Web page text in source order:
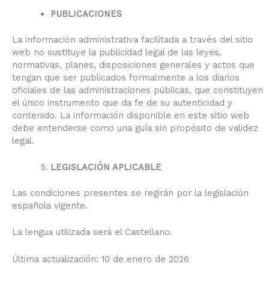
PUBLICACIONES
La información administrativa facilitada a través del sitio
web no sustituye la publicidad legal de las leyes,
normativas, planes, disposiciones generales y actos que
tengan que ser publicados formalmente a los diarios
oficiales de las administraciones públicas, que constituyen
el único instrumento que da fe de su autenticidad y
contenido. La información disponible en este sitio web
debe entenderse como una guía sin propósito de validez
legal.
LEGISLACIÓN APLICABLE
Las condiciones presentes se regirán por la legislación
española vigente.
La lengua utilizada será el Castellano.
Última actualización: 10 de enero de 2026